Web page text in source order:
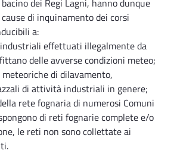
dei Regi Lagni, hanno dunque
di inquinamento dei corsi
a:
effettuati illegalmente da
delle avverse condizioni meteo;
di dilavamento,
di attività industriali in genere;
rete fognaria di numerosi Comuni
di reti fognarie complete e/o
le reti non sono collettate ai